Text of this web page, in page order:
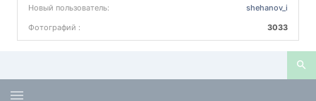
Новый пользователь:
shehanov_i
Фотографий :
3033